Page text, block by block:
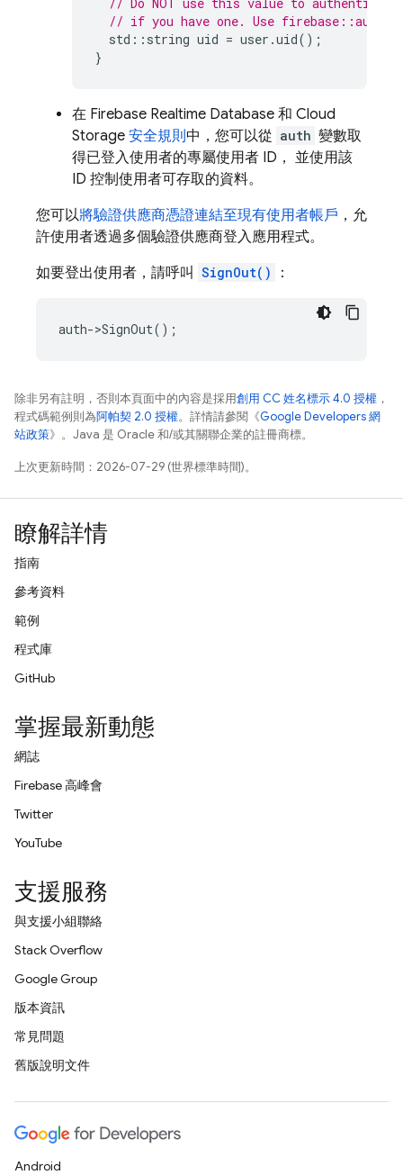
// if you have one. Use
std :: string uid = user .uid();
}
在 Firebase Realtime Database 和 Cloud
Storage 安全規則中，您可以從 auth 變數取
得已登入使用者的專屬使用者 ID， 並使用該
ID 控制使用者可存取的資料。
您可以將驗證供應商憑證連結至現有使用者帳戶 ，允
許使用者透過多個驗證供應商登入應用程式。
如要登出使用者，請呼叫 SignOut() ：
auth->SignOut();
除非另有註明，否則本頁面中的內容是採用創用 CC 姓名標示 4.0 授權 ，
程式碼範例則為阿帕契 2.0 授權。詳情請參閱《Google Developers 網
站政策》。Java 是 Oracle 和/或其關聯企業的註冊商標。
上次更新時間：2026-07-29 (世界標準時間)。
瞭解詳情
指南
參考資料
範例
程式庫
GitHub
掌握最新動態
網誌
Firebase 高峰會
Twitter
YouTube
支援服務
與支援小組聯絡
Stack Overflow
Google Group
版本資訊
常見問題
舊版說明文件
Android